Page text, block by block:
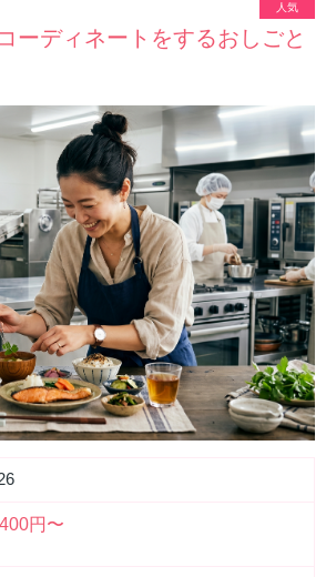
人気
ーディネートをするおしごと
円〜